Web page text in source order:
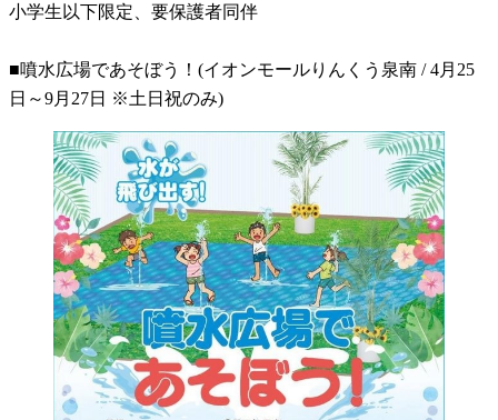
小学生以下限定、要保護者同伴
■噴水広場であそぼう！(イオンモールりんくう泉南 / 4月25
日～9月27日 ※土日祝のみ)